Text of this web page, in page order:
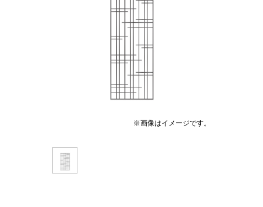
※画像はイメージです。